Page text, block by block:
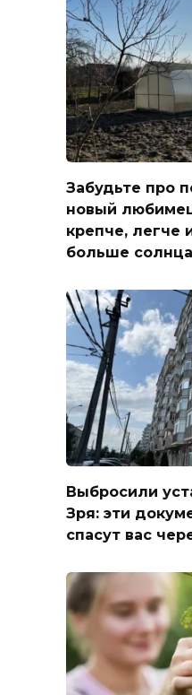
Забудьте про
новый
крепче, легче
больше солнца
Выбросили
Зря: эти
спасут вас